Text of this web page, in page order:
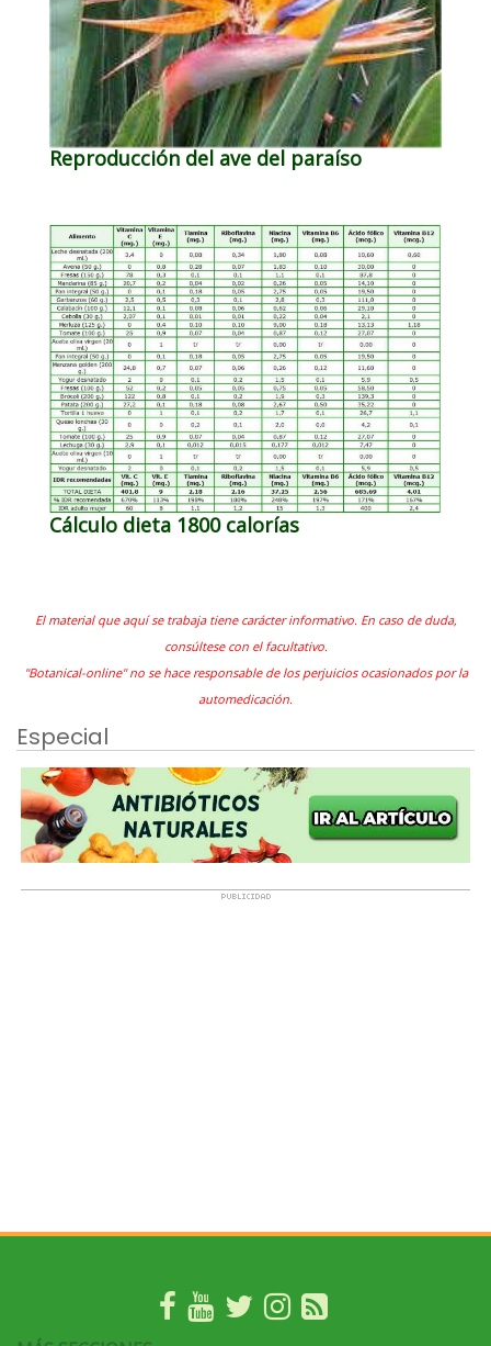
Reproducción del ave del paraíso
Cálculo dieta 1800 calorías
El material que aquí se trabaja tiene carácter informativo. En caso de duda,
consúltese con el facultativo.
"Botanical-online" no se hace responsable de los perjuicios ocasionados por la
automedicación.
Especial